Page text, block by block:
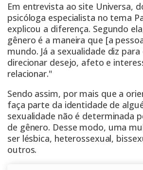
Em entrevista ao site Universa,
psicóloga especialista no tema
explicou a diferença. Segundo
gênero é a maneira que [a
mundo. Já a sexualidade diz
direcionar desejo, afeto e
relacionar."
Sendo assim, por mais que a
faça parte da identidade de
sexualidade não é determinada
de gênero. Desse modo, uma
ser lésbica, heterossexual,
outros.